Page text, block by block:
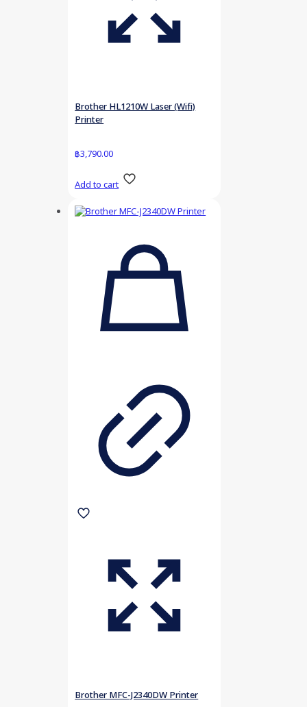
Brother HL1210W Laser (Wifi)
Printer
฿3,790.00
Add to cart
Brother MFC-J2340DW Printer